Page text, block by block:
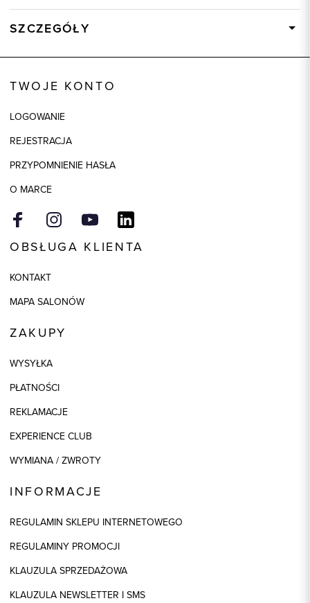
SZCZEGÓŁY
TWOJE KONTO
LOGOWANIE
REJESTRACJA
PRZYPOMNIENIE HASŁA
O MARCE
OBSŁUGA KLIENTA
KONTAKT
MAPA SALONÓW
ZAKUPY
WYSYŁKA
PŁATNOŚCI
REKLAMACJE
EXPERIENCE CLUB
WYMIANA / ZWROTY
INFORMACJE
REGULAMIN SKLEPU INTERNETOWEGO
REGULAMINY PROMOCJI
KLAUZULA SPRZEDAŻOWA
KLAUZULA NEWSLETTER I SMS